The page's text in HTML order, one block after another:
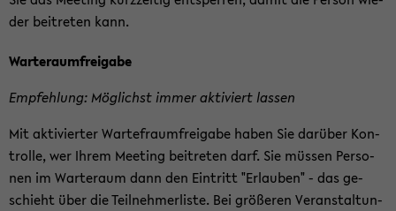
der bei­tre­ten kann.
War­te­raum­frei­ga­be
Emp­feh­lung: Mög­lichst immer ak­ti­viert las­sen
Mit ak­ti­vier­ter War­te­f­raum­frei­ga­be haben Sie dar­über Kon­
trol­le, wer Ihrem Mee­ting bei­tre­ten darf. Sie müs­sen Per­so­
nen im War­te­raum dann den Ein­tritt "Er­lau­ben" - das ge­
schieht über die Teil­neh­mer­lis­te. Bei grö­ße­ren Ver­an­stal­tun­